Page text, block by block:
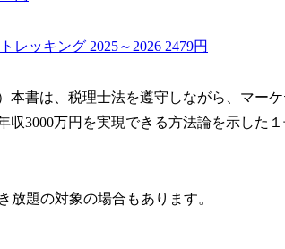
レッキング 2025～2026 2479円
本書は、税理士法を遵守しながら、マー
収3000万円を実現できる方法論を示した
放題の対象の場合もあります。